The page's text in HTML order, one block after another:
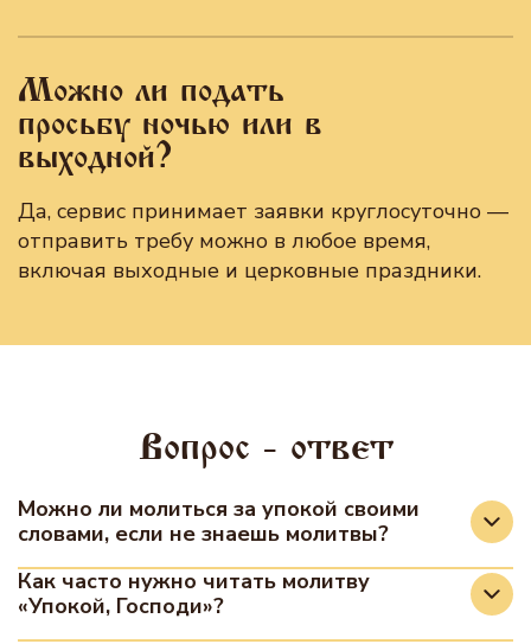
Можно ли подать
просьбу ночью или в
выходной?
Да, сервис принимает заявки круглосуточно —
отправить требу можно в любое время,
включая выходные и церковные праздники.
Вопрос - ответ
Можно ли молиться за упокой своими
словами, если не знаешь молитвы?
Да, дома можно молиться своими словами,
главное — искренность и любовь к усопшему.
В храме используются уставные молитвы.
Как часто нужно читать молитву
«Упокой, Господи»?